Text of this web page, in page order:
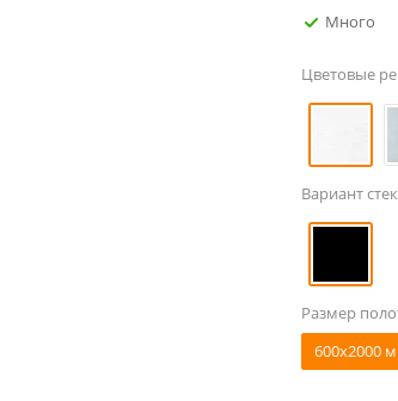
Много
Цветовые
Вариант
Размер
600x2000